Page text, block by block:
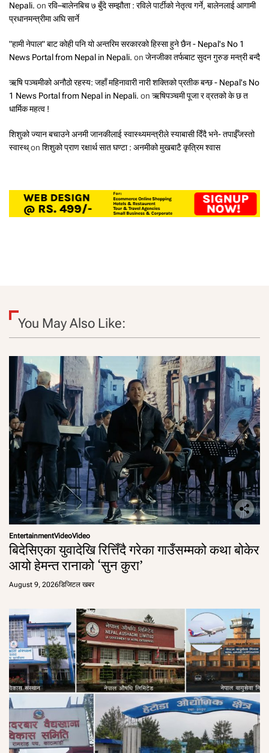
Nepali. on रवि–बालेनबिच ७ बुँदे सम्झौता : रविले पार्टीको नेतृत्व गर्ने, बालेनलाई आगामी
प्रधानमन्त्रीमा अघि सार्ने
"हामी नेपाल" बाट कोही पनि यो अन्तरिम सरकारको हिस्सा हुने छैन - Nepal's No 1
News Portal from Nepal in Nepali. on जेनजीका तर्फबाट सुदन गुरुङ मन्त्री बन्दै
ऋषि पञ्चमीको अनौठो रहस्य: जहाँ महिनावारी नारी शक्तिको प्रतीक बन्छ - Nepal's No
1 News Portal from Nepal in Nepali. on ऋषिपञ्चमी पूजा र व्रतको के छ त
धार्मिक महत्व !
शिशुको ज्यान बचाउने अनमी जानकीलाई स्वास्थ्यमन्त्रीले स्याबासी दिँदै भने- तपाईँजस्तो
स्वास्थ्on शिशुको प्राण रक्षार्थ सात घण्टा : अनमीको मुखबाटै कृत्रिम श्वास
You May Also Like:
EntertainmentVideoVideo
बिदेसिएका युवादेखि रित्तिँदै गरेका गाउँसम्मको कथा बोकेर
आयो हेमन्त रानाको ‘सुन कुरा’
August 9, 2026डिजिटल खबर